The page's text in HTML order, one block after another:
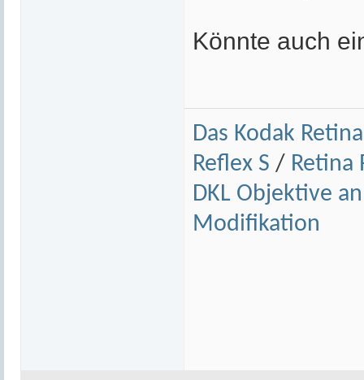
Könnte auch
Das Kodak
Reflex S / Retina
DKL Objektive
Modifikation